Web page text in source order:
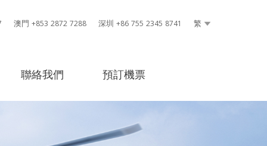
澳門 +853 2872 7288 深圳 +86 755 2345 8741 繁
聯絡我們 預訂機票